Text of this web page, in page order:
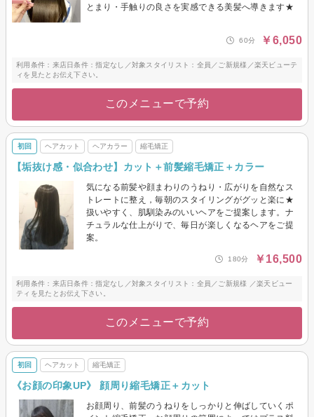
とまり・手触りの良さを実感できる美髪へ導きます★
60分 ￥6,050
利用条件：来店日条件：指定なし／対象スタイリスト：全員／ご新規様／楽天ビューテ
ィを見たとお伝え下さい。
このメニューで予約
初回 ヘアカット ヘアカラー 縮毛矯正
【垢抜け感・似合わせ】カット＋前髪縮毛矯正＋カラー
気になる前髪や顔まわりのうねり・広がりを自然なス
トレートに整え，毎朝のスタイリングがグッと楽に★
扱いやすく、肌馴染みのいいヘアをご提案します。ナ
チュラルな仕上がりで、毎日が楽しくなるヘアをご提
案。
180分 ￥16,500
利用条件：来店日条件：指定なし／対象スタイリスト：全員／ご新規様 ／楽天ビュー
ティを見たとお伝え下さい。
このメニューで予約
初回 ヘアカット 縮毛矯正
《お顔の印象UP》 顔周り縮毛矯正＋カット
お顔周り、前髪のうねりをしっかりと伸ばしていくポ